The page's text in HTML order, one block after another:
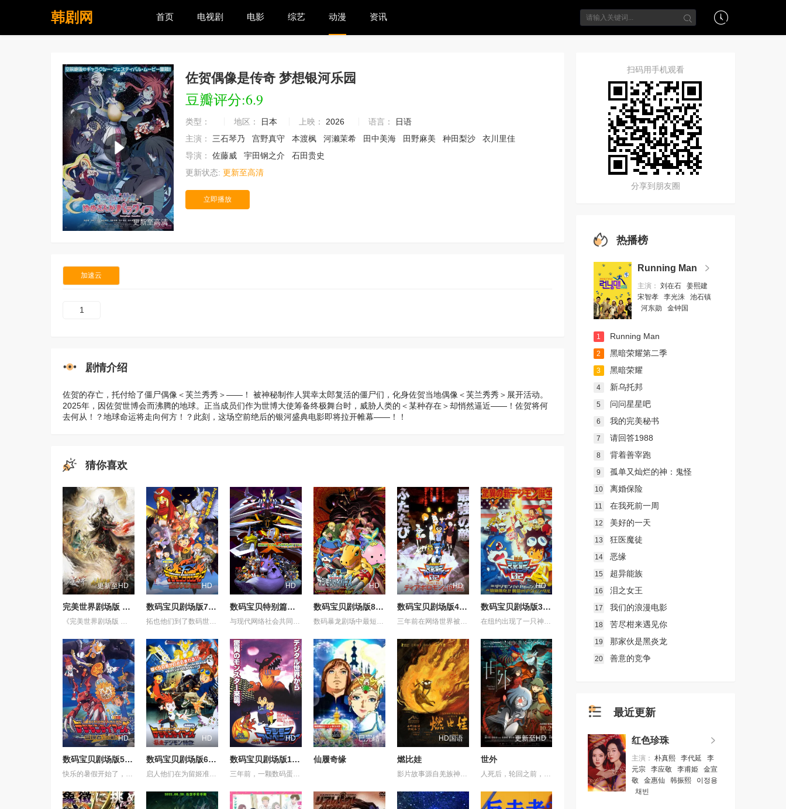
韩剧网 首页 电视剧 电影 综艺 动漫 资讯
更新至高清
佐贺偶像是传奇 梦想银河乐园
豆瓣评分:6.9
类型： 地区： 日本 上映： 2026 语言：
日语
主演：
三石琴乃 宫野真守 本渡枫 河濑茉希 田中美海 田野麻美 种田梨沙
衣川里佳
导演：
佐藤威 宇田钢之介
石田贵史
更新状态: 更新至高清
立即播放
加速云
1
剧情介绍
佐贺的存亡，托付给了僵尸偶像＜芙兰秀秀＞——！ 被神秘制作人巽幸太郎复活的僵尸们，化身佐贺当地偶像＜芙兰秀秀＞展开活动。
2025年，因佐贺世博会而沸腾的地球。正当成员们作为世博大使筹备终极舞台时，威胁人类的＜某种存在＞却悄然逼近——！佐贺将何
去何从！？地球命运将走向何方！？此刻，这场空前绝后的银河盛典电影即将拉开帷幕——！！
猜你喜欢
更新至HD
完美世界剧场版 九劫焚天
《完美世界剧场版 九劫焚天》是动画《完美世界》的第二部剧场版作品。故事聚焦仙古纪元终极之战。 祖祭灵柳神挺身而出，率众寻求希望。荒天帝石昊以一滴真血化作分身，逆转时空降临仙古，在生死与共中寻求根除黑暗的终极之法。 黑暗大劫降下，仙古终章，悲壮奏响！
HD
数码宝贝剧场版7：古代数码兽复活
拓也他们到了数码世界的一个浮起的岛，这个岛上的人型数码精灵和兽型是完全对立的，人型的数码精灵帮助了拓也、友树和纯平，而兽型的数码精灵则协助辉二和泉，拓也和辉二竟就此打起上来，后来因其它数码精灵哭了起来而停此。人型的剑道兽，与兽型的小熊兽是好朋友，他们说起洞穴里有古代的数码精灵，认为如果仍然存在的，必定可解救这个岛。两种型态再次战争，拓也进化成炎龙兽......
HD
数码宝贝特别篇：X进化
与现代网络社会共同产生的假想空间「数码世界」，诞生了数位生命体「数码兽」，主机「世界树」管理这个世界的全部。不过、为了建立新数码世界而要除去发展很久的这个世界的同时、「世界树」发动「Ｘ计划」要除去所有的数码兽…现在，数码世界史上最大的危机逼近了！拥有「Ｘ抗体」的多路兽及它的朋友们，应该如何应对呢？
HD
数码宝贝剧场版8：究极力量！爆裂模式发动
数码暴龙剧场中最短的一个，讲述了亚古兽、加奥兽和拉拉兽在帮助一名被野人兽所追逐的人类小女孩之后，从她口中得知阿戈斯兽就是把大门大等人与亚古兽分开的罪魁祸首。最终在数码兽在女孩的指引下见到了阿戈斯兽......
HD
数码宝贝剧场版4：超恶魔兽的反击
三年前在网络世界被奥米加兽打败的超恶魔兽重生，并不断地产生自己的婴儿期，婴儿期的超恶魔兽通过手机、电脑等入侵现实世界，在现实世界形成数码蛋，最后超恶魔兽出现在现实世界，连最强的奥米加兽被打败。。。。
HD
数码宝贝剧场版3：前篇・数码兽飓风登陆！！后篇・超绝进化！
在纽约出现了一只神秘的数码兽，他利用自己特殊的力量将太一、阿和、阿空、光子郎、美美、阿丈带到了一个陌生的世界。同时，在纽约的八神光和高石武发现了这只数码兽，并且看到一个美国小孩与数码兽对话之后逃走的情况。巴达兽悄悄地尾随其后，得知这个小孩要去一个叫“花场”的地方寻找“夏天的回忆”。大家赶至那里。 收到小光的电子邮件的大辅他们马上坐飞机来到了美国......
HD
数码宝贝剧场版5：冒险者的战斗
HD
数码宝贝剧场版6：暴走特急
启人他们在为留姬准备生日宴会，令留姬很生气，在留姬训启人时，出现了一只奇怪的究极体数码暴龙——寄生兽！它附身在列车型完全体数码暴龙上，并且控制了留姬，打倒了妖狐兽和堕天地狱兽，还将列车型数码暴龙变成了究极体！被轻易打败后，放出无数自己的复制品，孩子们的生命危在旦夕......，此刻，真红莲形态再次出现……
HD
数码宝贝剧场版1：滚球兽诞生之谜
已完结
仙履奇缘
HD国语
燃比娃
更新至HD
世外
扫码用手机观看
分享到朋友圈
热播榜
Running Man
主演： 刘在石
姜熙建
宋智孝
李光洙
池石镇
河东勋
金钟国
1 Running Man
2 黑暗荣耀第二季
3 黑暗荣耀
4 新乌托邦
5 问问星星吧
6 我的完美秘书
7 请回答1988
8 背着善宰跑
9 孤单又灿烂的神：鬼怪
10 离婚保险
11 在我死前一周
12 美好的一天
13 狂医魔徒
14 恶缘
15 超异能族
16 泪之女王
17 我们的浪漫电影
18 苦尽柑来遇见你
19 那家伙是黑炎龙
20 善意的竞争
最近更新
红色珍珠
主演： 朴真熙 李代延
李
元宗
李应敬 李甫姫
金宣
敬
金惠仙 韩振熙
이정용
채빈